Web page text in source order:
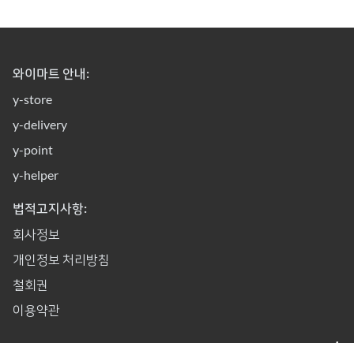
와이마트 안내:
y-store
y-delivery
y-point
y-helper
법적고지사항:
회사정보
개인정보 처리방침
철회권
이용약관